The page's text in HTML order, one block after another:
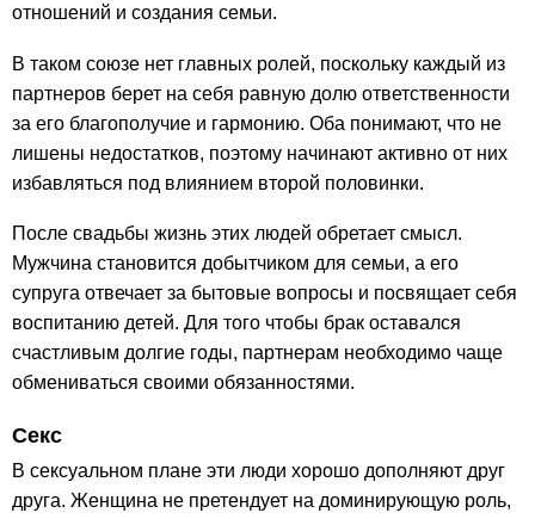
отношений и создания семьи.
В таком союзе нет главных ролей, поскольку каждый из
партнеров берет на себя равную долю ответственности
за его благополучие и гармонию. Оба понимают, что не
лишены недостатков, поэтому начинают активно от них
избавляться под влиянием второй половинки.
После свадьбы жизнь этих людей обретает смысл.
Мужчина становится добытчиком для семьи, а его
супруга отвечает за бытовые вопросы и посвящает себя
воспитанию детей. Для того чтобы брак оставался
счастливым долгие годы, партнерам необходимо чаще
обмениваться своими обязанностями.
Секс
В сексуальном плане эти люди хорошо дополняют друг
друга. Женщина не претендует на доминирующую роль,